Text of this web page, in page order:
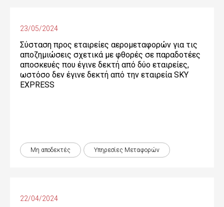
23/05/2024
Σύσταση προς εταιρείες αερομεταφορών για τις
αποζημιώσεις σχετικά με φθορές σε παραδοτέες
αποσκευές που έγινε δεκτή από δύο εταιρείες,
ωστόσο δεν έγινε δεκτή από την εταιρεία SKY
EXPRESS
Μη αποδεκτές Υπηρεσίες Μεταφορών
22/04/2024